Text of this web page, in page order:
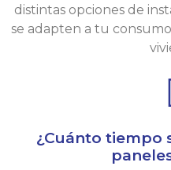
distintas opciones de
se adapten a tu
¿Cuánto tiempo